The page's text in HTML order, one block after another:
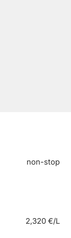
non-stop
2,320 €/L